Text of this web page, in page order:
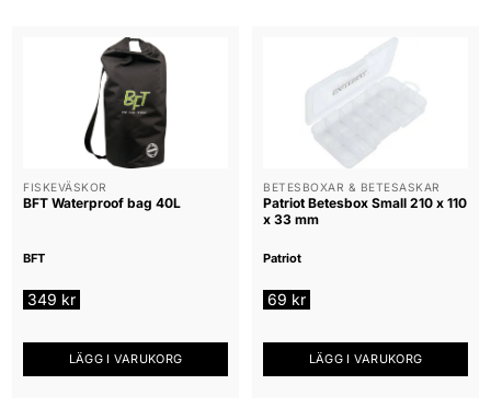
FISKEVÄSKOR
BFT Waterproof bag 40L
BFT
349 kr
LÄGG I VARUKORG
BETESBOXAR & BETESASKAR
Patriot Betesbox Small 210 x 110
x 33 mm
Patriot
69 kr
LÄGG I VARUKORG